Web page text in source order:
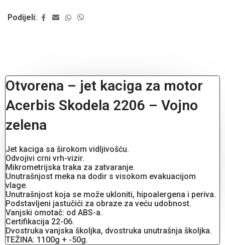
Podijeli:
Otvorena – jet kaciga za motor
Acerbis Skodela 2206 – Vojno
zelena
Jet kaciga sa širokom vidljivošću.
Odvojivi crni vrh-vizir.
Mikrometrijska traka za zatvaranje.
Unutrašnjost meka na dodir s visokom evakuacijom
vlage.
Unutrašnjost koja se može ukloniti, hipoalergena i periva.
Podstavljeni jastučići za obraze za veću udobnost.
Vanjski omotač: od ABS-a.
Certifikacija 22-06.
Dvostruka vanjska školjka, dvostruka unutrašnja školjka.
TEŽINA: 1100g + -50g.